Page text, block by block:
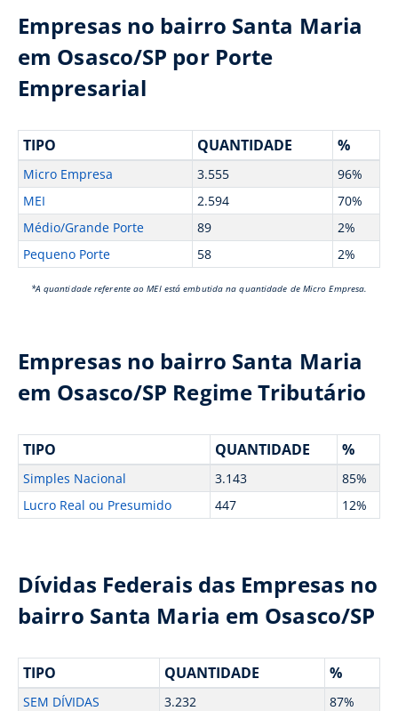
Empresas no bairro Santa Maria
em Osasco/SP por Porte
Empresarial
TIPO QUANTIDADE %
Micro Empresa 3.555
96%
MEI
2.594
70%
Médio/Grande Porte
89
2%
Pequeno Porte
58 2%
*A quantidade referente ao MEI está embutida na quantidade de Micro Empresa.
Empresas no bairro Santa Maria
em Osasco/SP Regime Tributário
TIPO QUANTIDADE %
Simples Nacional 3.143
85%
Lucro Real ou Presumido
447 12%
Dívidas Federais das Empresas no
bairro Santa Maria em Osasco/SP
TIPO QUANTIDADE %
SEM DÍVIDAS 3.232
87%